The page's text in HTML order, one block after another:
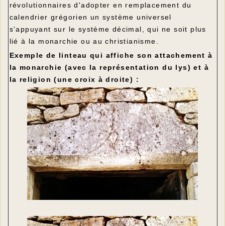
révolutionnaires d'adopter en remplacement du
calendrier grégorien un système universel
s’appuyant sur le système décimal, qui ne soit plus
lié à la monarchie ou au christianisme.
Exemple de linteau qui affiche son attachement à
la monarchie (avec la représentation du lys) et à
la religion (une croix à droite) :